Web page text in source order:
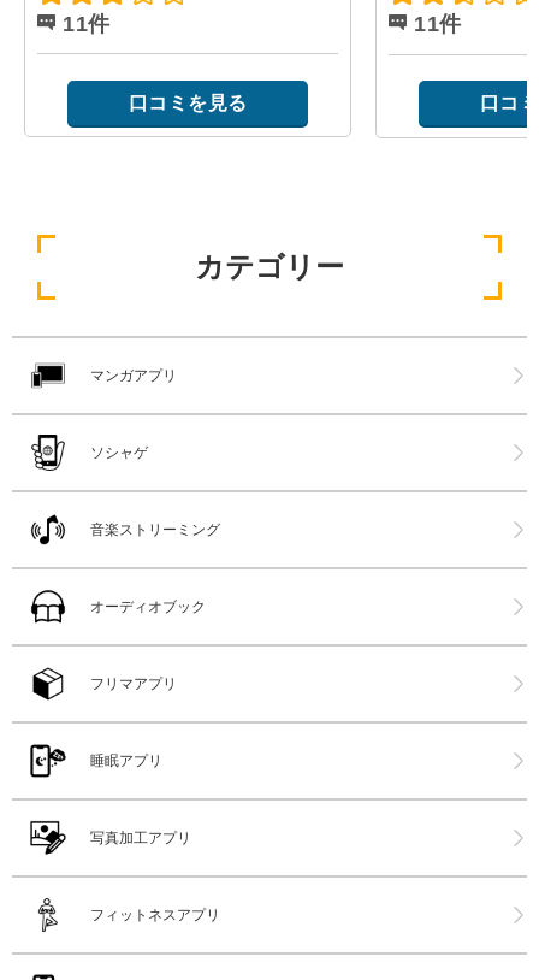
11件
口コミを見る
11件
口コ
カテゴリー
マンガアプリ
ソシャゲ
音楽ストリーミング
オーディオブック
フリマアプリ
睡眠アプリ
写真加工アプリ
フィットネスアプリ